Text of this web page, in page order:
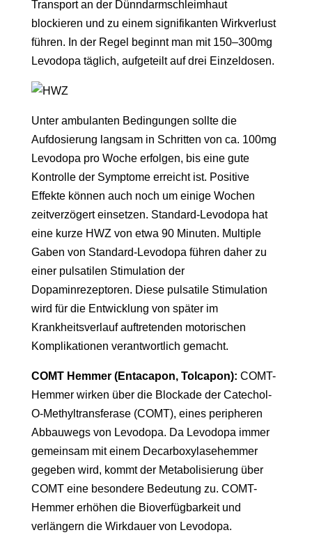
Transport an der Dünndarmschleimhaut
blockieren und zu einem signifikanten Wirkverlust
führen. In der Regel beginnt man mit 150–300mg
Levodopa täglich, aufgeteilt auf drei Einzeldosen.
Unter ambulanten Bedingungen sollte die
Aufdosierung langsam in Schritten von ca. 100mg
Levodopa pro Woche erfolgen, bis eine gute
Kontrolle der Symptome erreicht ist. Positive
Effekte können auch noch um einige Wochen
zeitverzögert einsetzen. Standard-Levodopa hat
eine kurze HWZ von etwa 90 Minuten. Multiple
Gaben von Standard-Levodopa führen daher zu
einer pulsatilen Stimulation der
Dopaminrezeptoren. Diese pulsatile Stimulation
wird für die Entwicklung von später im
Krankheitsverlauf auftretenden motorischen
Komplikationen verantwortlich gemacht.
COMT Hemmer (Entacapon, Tolcapon): COMT-
Hemmer wirken über die Blockade der Catechol-
O-Methyltransferase (COMT), eines peripheren
Abbauwegs von Levodopa. Da Levodopa immer
gemeinsam mit einem Decarboxylasehemmer
gegeben wird, kommt der Metabolisierung über
COMT eine besondere Bedeutung zu. COMT-
Hemmer erhöhen die Bioverfügbarkeit und
verlängern die Wirkdauer von Levodopa.